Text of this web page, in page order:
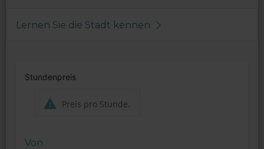
Lernen Sie die Stadt kennen
Stundenpreis
Preis pro Stunde.
Von